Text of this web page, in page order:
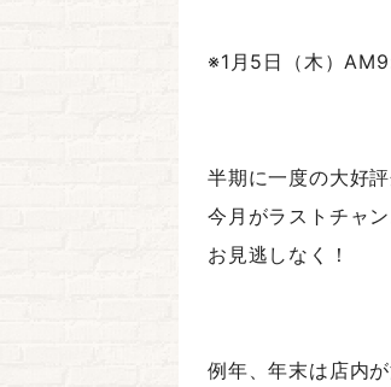
※1月5日（木）
半期に一度の大好
今月がラストチャン
お見逃しなく！
例年、年末は店内